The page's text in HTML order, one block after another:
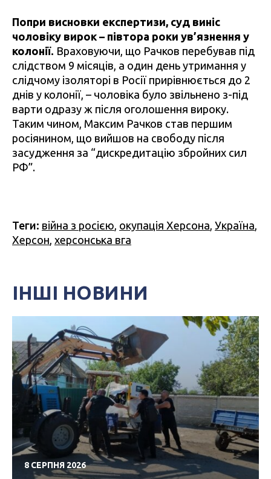
Попри висновки експертизи, суд виніс
чоловіку вирок – півтора роки ув’язнення у
колонії. Враховуючи, що Рачков перебував під
слідством 9 місяців, а один день утримання у
слідчому ізоляторі в Росії прирівнюється до 2
днів у колонії, – чоловіка було звільнено з-під
варти одразу ж після оголошення вироку.
Таким чином, Максим Рачков став першим
росіянином, що вийшов на свободу після
засудження за “дискредитацію збройних сил
РФ”.
Теги: війна з росією, окупація Херсона, Україна,
Херсон, херсонська вга
ІНШІ НОВИНИ
8 СЕРПНЯ 2026